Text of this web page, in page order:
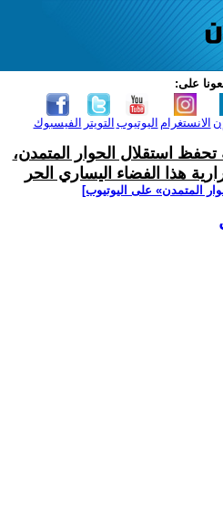
على:
الفيسبوك التويتر اليوتيوب الانستغرام
تحفظ استقلال الحوار المتمدن،
هذا الفضاء اليساري الحر
المتمدن» على اليوتيوب]